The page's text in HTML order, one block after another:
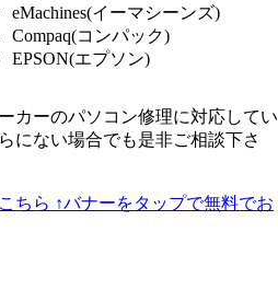
eMachines(イーマシーンズ)
Compaq(コンパック)
EPSON(エプソン)
カーのパソコン修理に対応してい
にない場合でも是非ご相談下さ
↑バナーをタップで無料でお